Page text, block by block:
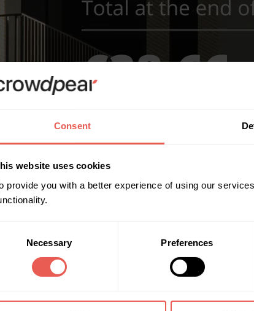
Consent
website uses cookies
provide you with a better experience of using our
Necessary Preferences